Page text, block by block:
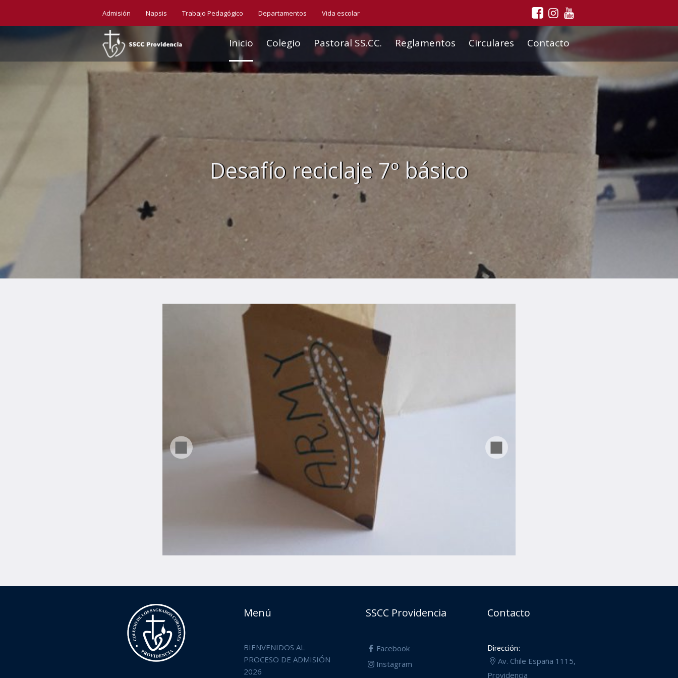
Admisión Napsis Trabajo Pedagógico Departamentos Vida escolar
Inicio Colegio Pastoral SS.CC. Reglamentos Circulares Contacto
Desafío reciclaje 7º básico
Menú
BIENVENIDOS AL
PROCESO DE ADMISIÓN
2026
SSCC Providencia
Facebook
Instagram
Contacto
Dirección:
Av. Chile España 1115,
Providencia